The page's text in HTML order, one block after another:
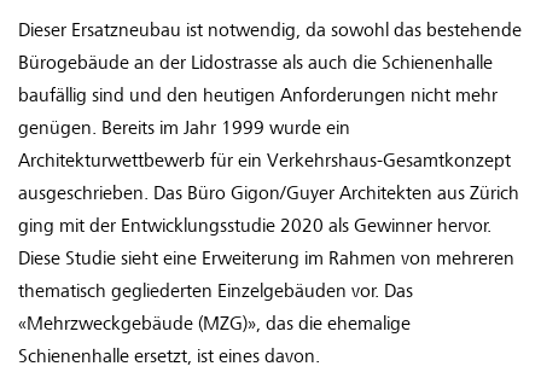
Dieser Ersatzneubau ist notwendig, da sowohl das bestehende
Bürogebäude an der Lidostrasse als auch die Schienenhalle
baufällig sind und den heutigen Anforderungen nicht mehr
genügen. Bereits im Jahr 1999 wurde ein
Architekturwettbewerb für ein Verkehrshaus-Gesamtkonzept
ausgeschrieben. Das Büro Gigon/Guyer Architekten aus Zürich
ging mit der Entwicklungsstudie 2020 als Gewinner hervor.
Diese Studie sieht eine Erweiterung im Rahmen von mehreren
thematisch gegliederten Einzelgebäuden vor. Das
«Mehrzweckgebäude (MZG)», das die ehemalige
Schienenhalle ersetzt, ist eines davon.